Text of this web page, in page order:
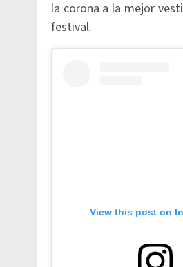
la corona a la mejor
festival.
View this post on